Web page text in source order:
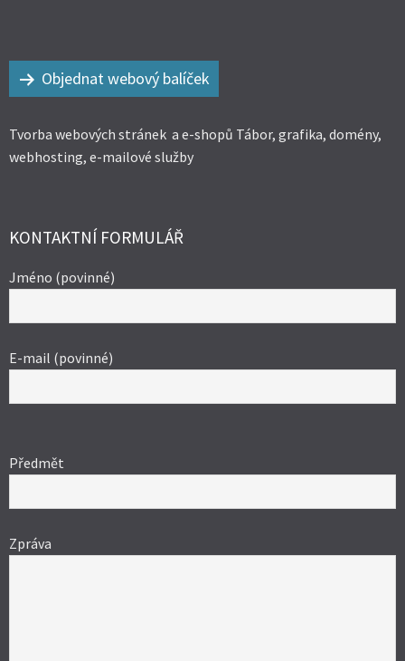
Objednat webový balíček
Tvorba webových stránek a e-shopů Tábor, grafika, domény,
webhosting, e-mailové služby
KONTAKTNÍ FORMULÁŘ
Jméno (povinné)
E-mail (povinné)
toto
prázdné.
Předmět
Zpráva